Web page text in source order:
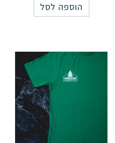
הוספה לסל